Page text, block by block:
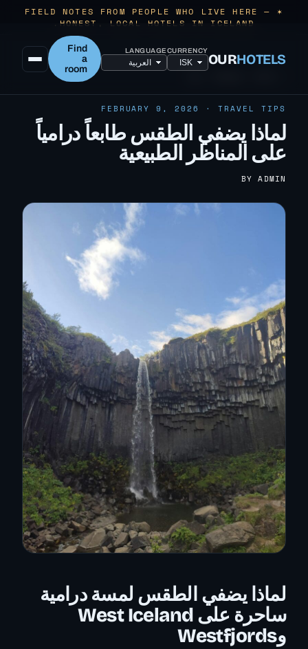
✶ FIELD NOTES FROM PEOPLE WHO LIVE HERE —
HONEST, LOCAL HOTELS IN ICELAND.
OURHOTELS
CURRENCY
LANGUAGE
Find
a
room
FEBRUARY 9, 2026 · TRAVEL TIPS
لماذا يضفي الطقس طابعاً درامياً
على المناظر الطبيعية
BY ADMIN
لماذا يضفي الطقس لمسة درامية
ساحرة على West Iceland
وWestfjords